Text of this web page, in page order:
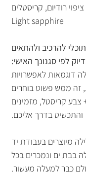
רודיום, קריסטלים
Light sapphire
להרכיב ולהתאים
לפי סגנונך האישי:
דוגמאות לאפשרויות
זה ממש פשוט בוחרים
צבע קריסטל, מזמינים
והתכשיט בדרך אליכם.
מיוצרים בעבודת יד
בבת ים ונמכרים בכל
כבר למעלה מעשור.